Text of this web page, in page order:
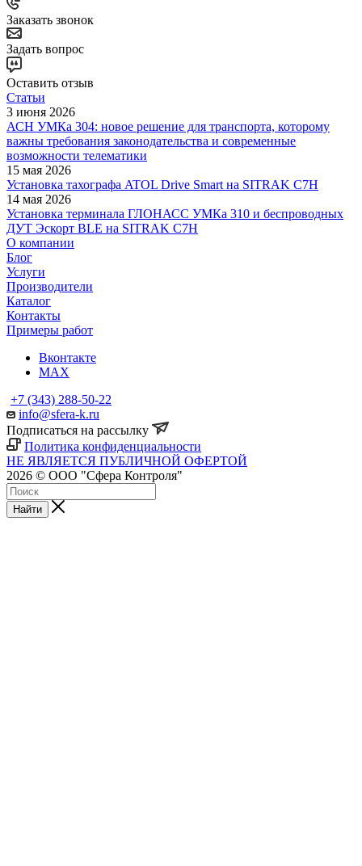
Заказать звонок
Задать вопрос
Оставить отзыв
Статьи
3 июня 2026
АСН УМКа 304: новое решение для транспорта, которому
важны требования законодательства и современные
возможности телематики
15 мая 2026
Установка тахографа ATOL Drive Smart на SITRAK C7H
14 мая 2026
Установка терминала ГЛОНАСС УМКа 310 и беспроводных
ДУТ Эскорт BLE на SITRAK C7H
О компании
Блог
Услуги
Производители
Каталог
Контакты
Примеры работ
Вконтакте
MAX
+7 (343) 288-50-22
info@sfera-k.ru
Подписаться на рассылку
Политика конфиденциальности
НЕ ЯВЛЯЕТСЯ ПУБЛИЧНОЙ ОФЕРТОЙ
2026 © ООО "Сфера Контроля"
Найти